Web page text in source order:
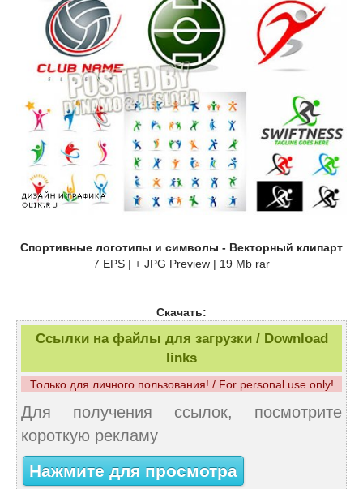
Спортивные логотипы и символы - Векторный клипарт
7 EPS | + JPG Preview | 19 Mb rar
Скачать:
Ссылки на файлы для загрузки / Download
links
Только для личного пользования! / For personal use only!
Для получения ссылок, посмотрите
короткую рекламу
Нажмите для просмотра